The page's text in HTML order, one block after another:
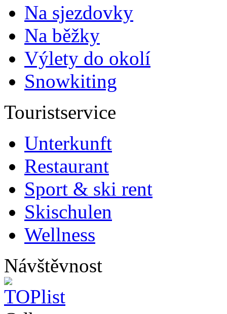
Na sjezdovky
Na běžky
Výlety do okolí
Snowkiting
Touristservice
Unterkunft
Restaurant
Sport & ski rent
Skischulen
Wellness
Návštěvnost